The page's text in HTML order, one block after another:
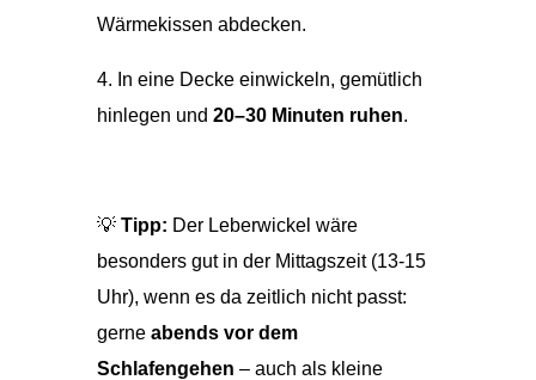
Wärmekissen abdecken.
4. In eine Decke einwickeln, gemütlich
hinlegen und 20–30 Minuten ruhen.
💡Tipp: Der Leberwickel wäre
besonders gut in der Mittagszeit (13-15
Uhr), wenn es da zeitlich nicht passt:
gerne abends vor dem
Schlafengehen – auch als kleine